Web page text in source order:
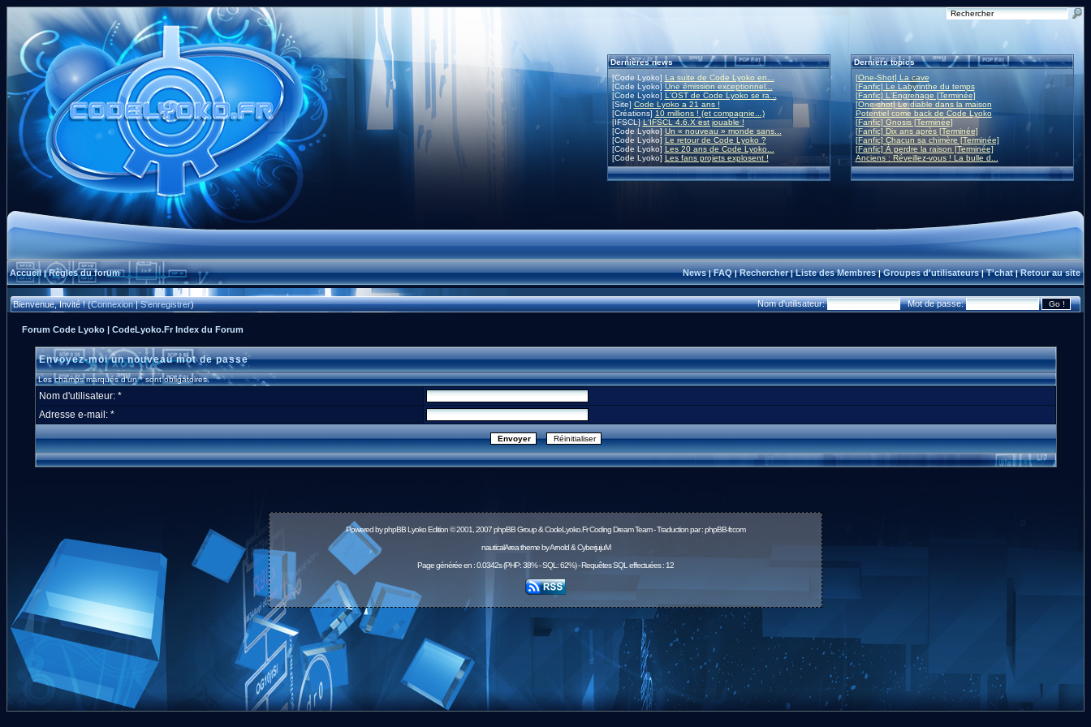
Dernières news
[Code Lyoko] La suite de Code Lyoko en...
[Code Lyoko]Une émission exceptionnel...
[Code Lyoko] L'OST de Code Lyoko se ra...
[Site] Code Lyoko a 21 ans !
[Créations] 10 millions ! (et compagnie...)
[IFSCL]L'IFSCL 4.6.X est jouable !
[Code Lyoko] Un « nouveau » monde sans...
[Code Lyoko] Le retour de Code Lyoko ?
[Code Lyoko] Les 20 ans de Code Lyoko...
[Code Lyoko] Les fans projets explosent !
Derniers topics
[One-Shot] La cave
[Fanfic] Le Labyrinthe du temps
[Fanfic] L'Engrenage [Terminée]
[One-shot] Le diable dans la maison
Potentiel come back de Code Lyoko
[Fanfic] Gnosis [Terminée]
[Fanfic] Dix ans après [Terminée]
[Fanfic] Chacun sa chimère [Terminée]
[Fanfic] À perdre la raison [Terminée]
Anciens : Réveillez-vous ! La bulle d...
Accueil|Règles du forum News|FAQ|Rechercher|Liste des Membres|Groupes d'utilisateurs|T'chat|Retour au site
Bienvenue, Invité ! (Connexion|S'enregistrer) Nom d'utilisateur: Mot de passe:
Forum Code Lyoko | CodeLyoko.Fr Index du Forum
Envoyez-moi un nouveau mot de passe
Les champs marqués d'un * sont obligatoires.
Nom d'utilisateur: *
Adresse e-mail: *
Powered byphpBBLyoko Edition © 2001, 2007 phpBB Group & CodeLyoko.Fr Coding Dream Team - Traduction par :phpBB-fr.com
nauticalArea theme by Arnold & CyberjujuM
Page générée en : 0.0342s (PHP: 38% - SQL: 62%) - Requêtes SQL effectuées : 12